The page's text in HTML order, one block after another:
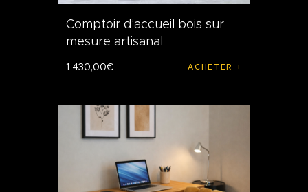
Comptoir d’accueil bois sur
mesure artisanal
1 430,00€ ACHETER